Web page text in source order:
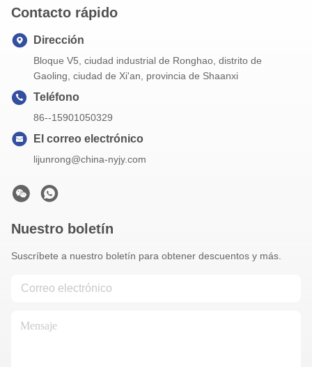
Contacto rápido
Dirección
Bloque V5, ciudad industrial de Ronghao, distrito de
Gaoling, ciudad de Xi'an, provincia de Shaanxi
Teléfono
86--15901050329
El correo electrónico
lijunrong@china-nyjy.com
Nuestro boletín
Suscríbete a nuestro boletín para obtener descuentos y más.